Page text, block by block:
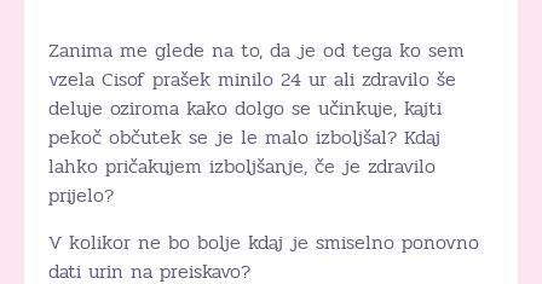
Zanima me glede na to, da je od tega ko sem
vzela Cisof prašek minilo 24 ur ali zdravilo še
deluje oziroma kako dolgo se učinkuje, kajti
pekoč občutek se je le malo izboljšal? Kdaj
lahko pričakujem izboljšanje, če je zdravilo
prijelo?
V kolikor ne bo bolje kdaj je smiselno ponovno
dati urin na preiskavo?